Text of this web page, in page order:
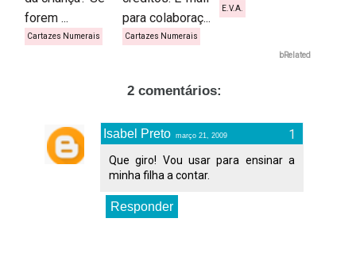
forem ...
Cartazes Numerais
para colaboraç...
Cartazes Numerais
E.V.A.
bRelated
2 comentários:
Isabel Preto março 21, 2009
Que giro! Vou usar para ensinar a
minha filha a contar.
Responder